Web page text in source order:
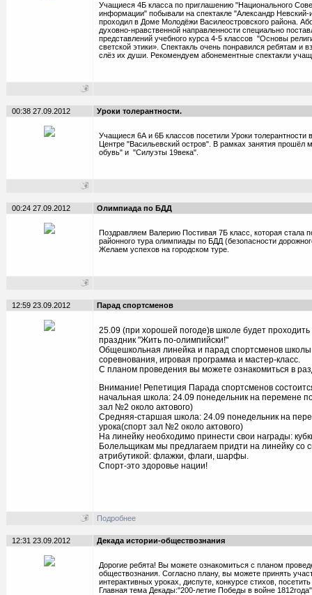
Учащиеся 4Б класса по приглашению "Национального
информации" побывали на спектакле "Александр
проходил в Доме Молодёжи Василеостровского района.
духовно-нравственной направленности специально
представлений учебного курса 4-5 классов "Основы
светской этики». Спектакль очень понравился ребятам и
слёз их души. Рекомендуем абонементные спектакли
00:38 27.09.2012 Уроки толерантности.
Учащиеся 6А и 6Б классов посетили Уроки
Центре "Васильевский остров". В рамках занятия прошёл
обувь" и "Силуэты 19века".
00:24 27.09.2012 Олимпиада по БДД
Поздравляем Валерию Постивая 7Б класс, которая стала
районного тура олимпиады по БДД (безопасности
Желаем успехов на городском туре.
12:59 23.09.2012 Парад спортсменов
25.09 (при хорошей погоде)в школе будет
праздник "Жить по-олимпийски!"
Общешкольная линейка и парад спортсменов
соревнования, игровая программа и мастер-класс.
С планом проведения вы можете ознакомиться в
Внимание! Репетиция Парада спортсменов
начальная школа: 24.09 понедельник на перемене
зал №2 около актового)
Средняя-старшая школа: 24.09 понедельник на
урока(спорт зал №2 около актового)
На линейку необходимо принести свои награды:
Болельщикам мы предлагаем придти на линейку со
атрибутикой: флажки, флаги, шарфы.
Спорт-это здоровье нации!
Подробнее
12:31 23.09.2012 Декада истории-обществознания
Дорогие ребята! Вы можете ознакомиться с планом
обществознания. Согласно плану, вы можете принять
интерактивных уроках, диспуте, конкурсе стихов,
Главная тема Декады:"200-летие Победы в войне